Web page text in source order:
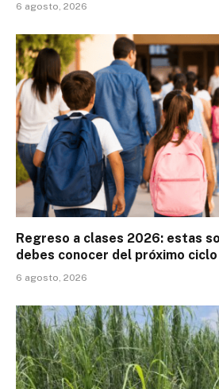
6 agosto, 2026
Regreso a clases 2026: estas
debes conocer del próximo
6 agosto, 2026